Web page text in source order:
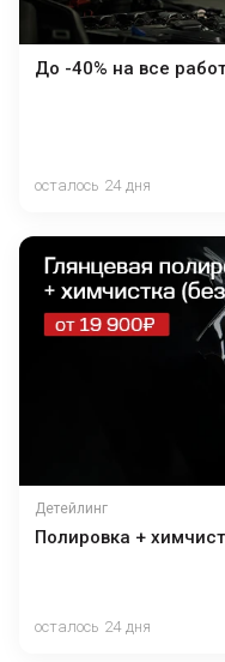
До -40% на все
осталось 24 дня
Детейлинг
Полировка +
осталось 24 дня